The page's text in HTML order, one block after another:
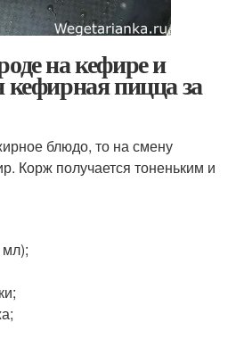
на кефире и
кефирная пицца за
блюдо, то на смену
Корж получается тоненьким и